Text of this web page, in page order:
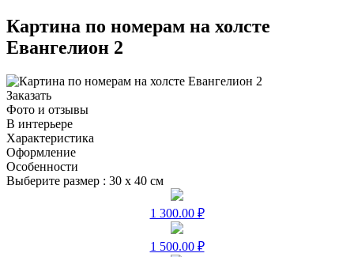
Картина по номерам на холсте
Евангелион 2
Заказать
Фото и отзывы
В интерьере
Характеристика
Оформление
Особенности
Выберите размер : 30 х 40 см
1 300.00 ₽
1 500.00 ₽